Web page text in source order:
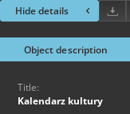
Hide details
Object description
Title:
Kalendarz kultury